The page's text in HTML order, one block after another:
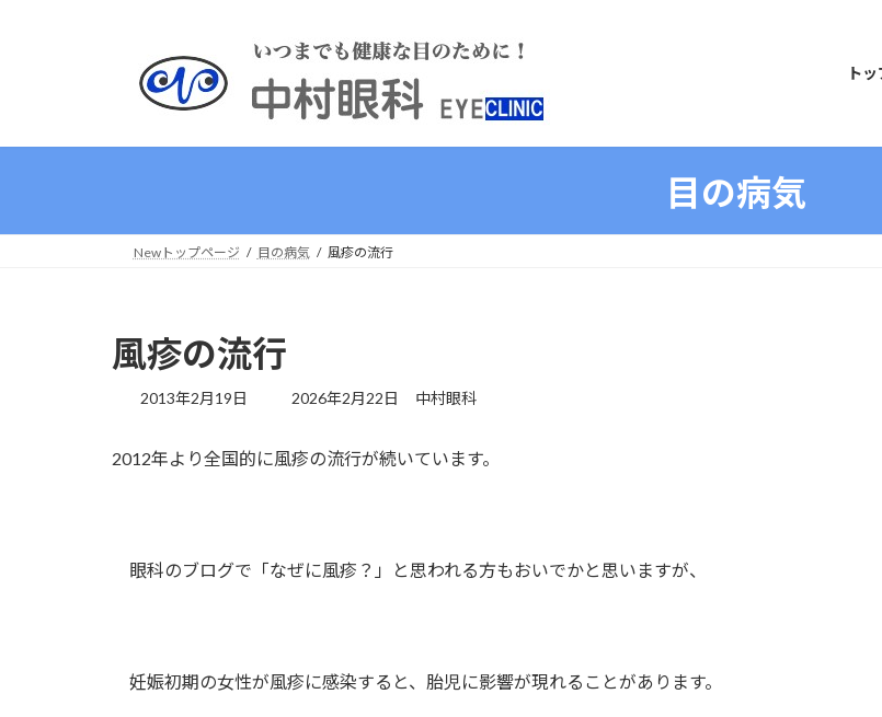
へ
ョ
ト
目の病気
Newトップページ 目の病気 風疹の流行
風疹の流行
2013年2月19日
最
新
2026年2月22日 中村眼科
2012年より全国的に風疹の流行が続いています。
眼科のブログで「なぜに風疹？」と思われる方もおいでかと思いますが、
妊娠初期の女性が風疹に感染すると、胎児に影響が現れることがあります。